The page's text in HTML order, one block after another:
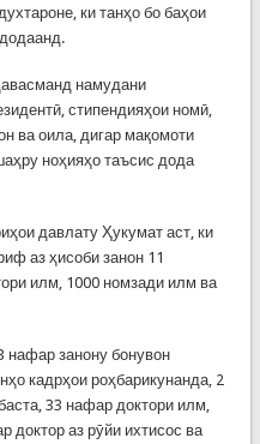
ки танҳо бо баҳои
намудани
стипендияҳои номӣ,
ва оила, дигар мақомоти
ноҳияҳо таъсис дода
давлату Ҳукумат аст, ки
аз ҳисоби занон 11
илм, 1000 номзади илм ва
занону бонувон
кадрҳои роҳбарикунанда, 2
33 нафар доктори илм,
доктор аз рӯйи ихтисос ва